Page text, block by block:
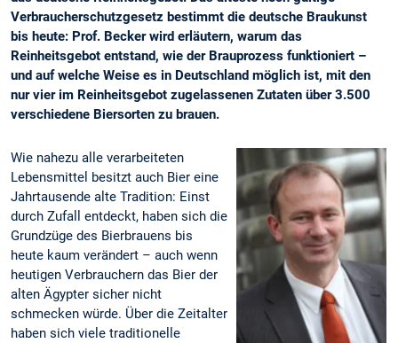
Verbraucherschutzgesetz bestimmt die deutsche Braukunst
bis heute: Prof. Becker wird erläutern, warum das
Reinheitsgebot entstand, wie der Brauprozess funktioniert –
und auf welche Weise es in Deutschland möglich ist, mit den
nur vier im Reinheitsgebot zugelassenen Zutaten über 3.500
verschiedene Biersorten zu brauen.
Wie nahezu alle verarbeiteten
Lebensmittel besitzt auch Bier eine
Jahrtausende alte Tradition: Einst
durch Zufall entdeckt, haben sich die
Grundzüge des Bierbrauens bis
heute kaum verändert – auch wenn
heutigen Verbrauchern das Bier der
alten Ägypter sicher nicht
schmecken würde. Über die Zeitalter
haben sich viele traditionelle